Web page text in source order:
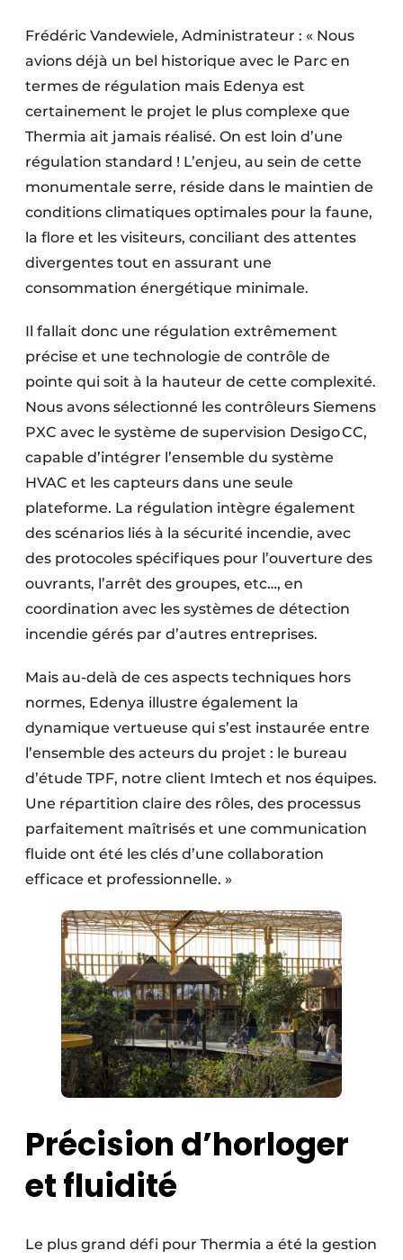
Frédéric Vandewiele, Administrateur : « Nous
avions déjà un bel historique avec le Parc en
termes de régulation mais Edenya est
certainement le projet le plus complexe que
Thermia ait jamais réalisé. On est loin d’une
régulation standard ! L’enjeu, au sein de cette
monumentale serre, réside dans le maintien de
conditions climatiques optimales pour la faune,
la flore et les visiteurs, conciliant des attentes
divergentes tout en assurant une
consommation énergétique minimale.
Il fallait donc une régulation extrêmement
précise et une technologie de contrôle de
pointe qui soit à la hauteur de cette complexité.
Nous avons sélectionné les contrôleurs Siemens
PXC avec le système de supervision Desigo CC,
capable d’intégrer l’ensemble du système
HVAC et les capteurs dans une seule
plateforme. La régulation intègre également
des scénarios liés à la sécurité incendie, avec
des protocoles spécifiques pour l’ouverture des
ouvrants, l’arrêt des groupes, etc…, en
coordination avec les systèmes de détection
incendie gérés par d’autres entreprises.
Mais au-delà de ces aspects techniques hors
normes, Edenya illustre également la
dynamique vertueuse qui s’est instaurée entre
l’ensemble des acteurs du projet : le bureau
d’étude TPF, notre client Imtech et nos équipes.
Une répartition claire des rôles, des processus
parfaitement maîtrisés et une communication
fluide ont été les clés d’une collaboration
efficace et professionnelle. »
Précision d’horloger
et fluidité
Le plus grand défi pour Thermia a été la gestion